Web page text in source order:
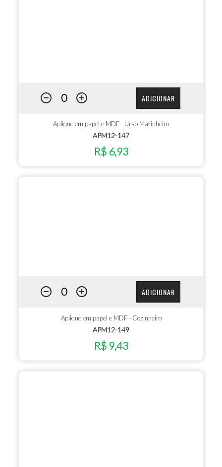
ADICIONAR
Aplique em papel e MDF - Urso Marinheiro
APM12-147
R$ 6,93
ADICIONAR
Aplique em papel e MDF - Cozinheiro
APM12-149
R$ 9,43